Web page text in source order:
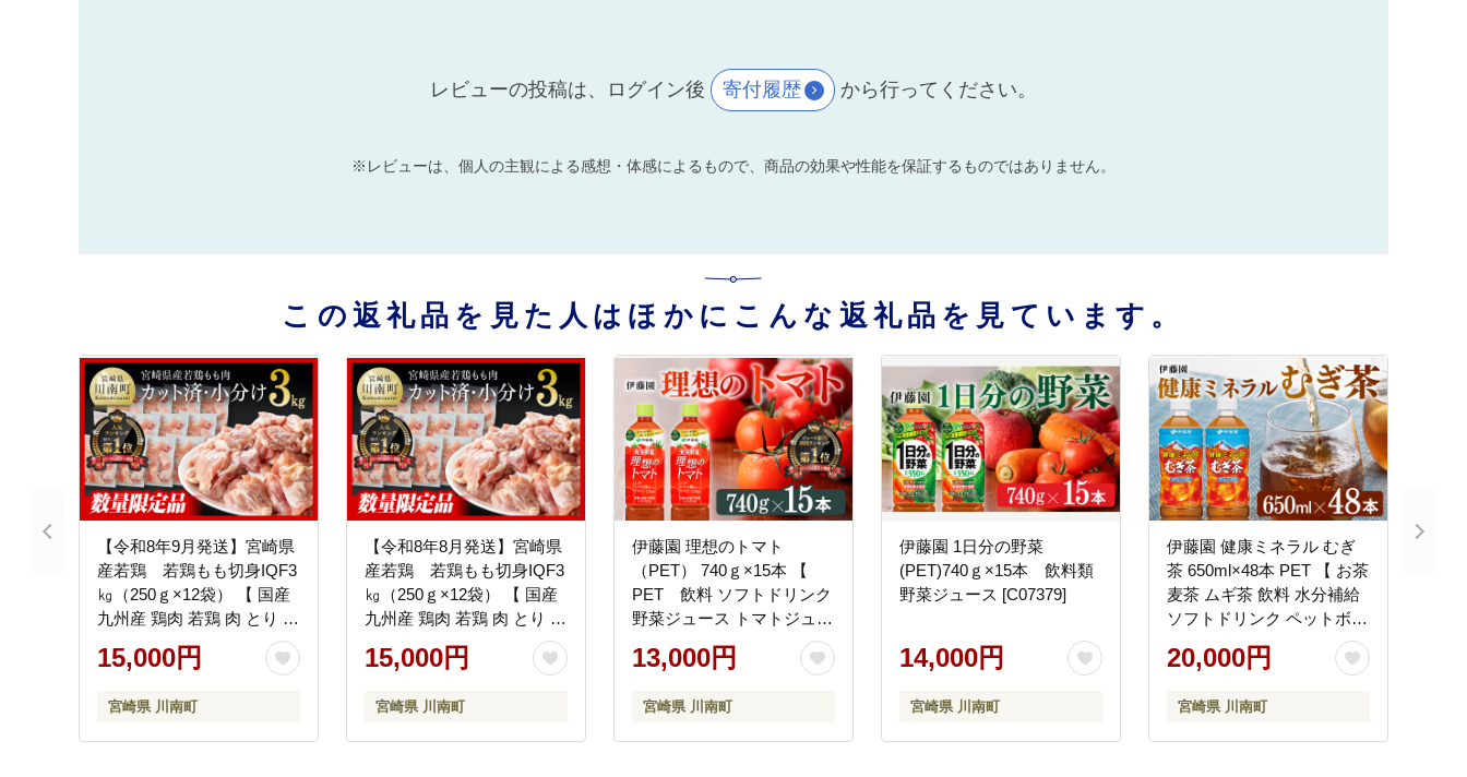
レビューの投稿は、ログイン後 寄付履歴 から行ってください。
※レビューは、個人の主観による感想・体感によるもので、商品の効果や性能を保証するものではありません。
この返礼品を見た人はほかにこんな返礼品を見ています。
【令和8年9月発送】宮崎県
産若鶏 若鶏もも切身IQF3
㎏（250ｇ×12袋） 【 国産
九州産 鶏肉 若鶏 肉 とり も
も モモ肉 たっぷり 大容量
宮崎県 川南町 送料無料 】
15,000円
宮崎県 川南町
【令和8年8月発送】宮崎県
産若鶏 若鶏もも切身IQF3
㎏（250ｇ×12袋） 【 国産
九州産 鶏肉 若鶏 肉 とり も
も モモ肉 たっぷり 大容量
宮崎県 川南町 送料無料 】
15,000円
宮崎県 川南町
伊藤園 理想のトマト
（PET） 740ｇ×15本 【
PET 飲料 ソフトドリンク
野菜ジュース トマトジュー
ス ペットボトル 健康 ヘル
シー 】 [C07382]
13,000円
宮崎県 川南町
伊藤園 1日分の野菜
(PET)740ｇ×15本 飲料類
野菜ジュース [C07379]
14,000円
宮崎県 川南町
伊藤園 健康ミネラル むぎ
茶 650ml×48本 PET 【 お茶
麦茶 ムギ茶 飲料 水分補給
ソフトドリンク ペットボト
ル カフェインゼロ カロリ
ーゼロ 】 宮崎県 川南町
20,000円
宮崎県 川南町